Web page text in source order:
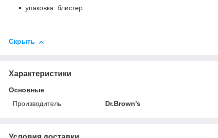
упаковка: блистер
Скрыть
Характеристики
Основные
Производитель
Dr.Brown's